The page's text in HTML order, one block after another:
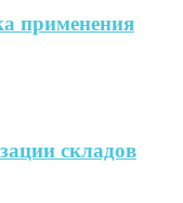
применения
складов